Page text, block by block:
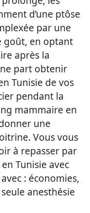
d’une ptôse
par une
goût, en optant
après la
part obtenir
Tunisie de vos
pendant la
mammaire en
une
Vous vous
à repasser par
Tunisie avec
: économies,
anesthésie